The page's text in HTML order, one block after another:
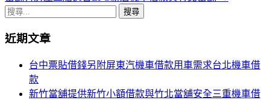
章
航
搜
關
近期文章
台中票貼借錢另附屏東汽機車借款用車需求台北機車借
款
新竹當舖提供新竹小額借款與竹北當舖安全三重機車借